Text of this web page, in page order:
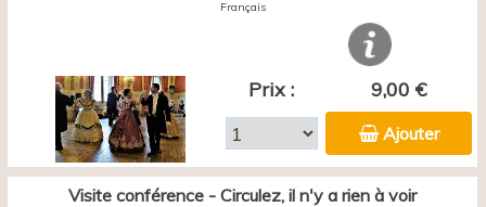
Français
Prix : 9,00 €
Ajouter
Visite conférence - Circulez, il n'y a rien à voir